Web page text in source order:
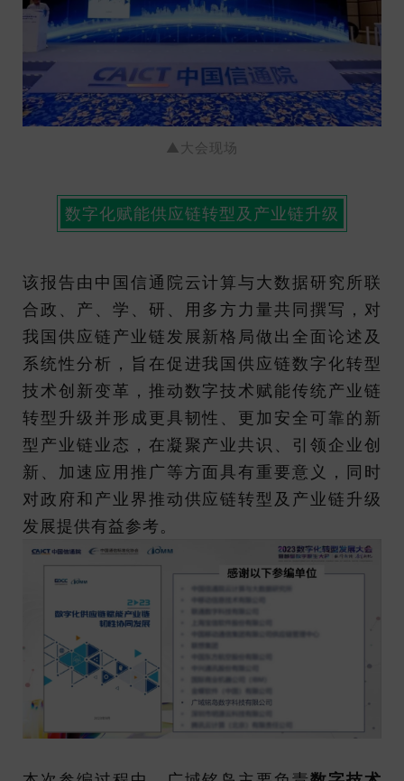
▲大会现场
数字化赋能供应链转型及产业链升级
该报告由中国信通院云计算与大数据研究所联
合政、产、学、研、用多方力量共同撰写，对
我国供应链产业链发展新格局做出全面论述及
系统性分析，旨在促进我国供应链数字化转型
技术创新变革，推动数字技术赋能传统产业链
转型升级并形成更具韧性、更加安全可靠的新
型产业链业态，在凝聚产业共识、引领企业创
新、加速应用推广等方面具有重要意义，同时
对政府和产业界推动供应链转型及产业链升级
发展提供有益参考。